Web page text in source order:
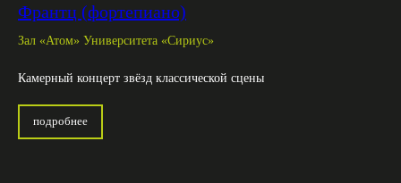
Франтц (фортепиано)
Зал «Атом» Университета «Сириус»
Камерный концерт звёзд классической сцены
подробнее